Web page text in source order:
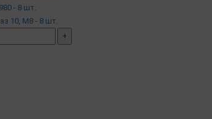
- 8 шт.
10, М8 - 8 шт.
+